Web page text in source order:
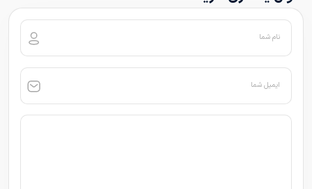
نام شما
ایمیل شما